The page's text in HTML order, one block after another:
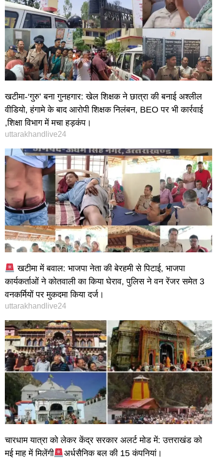
खटीमा-‘गुरु’ बना गुनहगार: खेल शिक्षक ने छात्रा की बनाई अश्लील
वीडियो, हंगामे के बाद आरोपी शिक्षक निलंबन, BEO पर भी कार्रवाई
,शिक्षा विभाग में मचा हड़कंप।
uttarakhandlive24
खटीमा में बवाल: भाजपा नेता की बेरहमी से पिटाई, भाजपा
कार्यकर्ताओं ने कोतवाली का किया घेराव, पुलिस ने वन रेंजर समेत 3
वनकर्मियों पर मुकदमा किया दर्ज।
uttarakhandlive24
चारधाम यात्रा को लेकर केंद्र सरकार अलर्ट मोड में: उत्तराखंड को
मई माह में मिलेंगी
अर्धसैनिक बल की 15 कंपनियां।